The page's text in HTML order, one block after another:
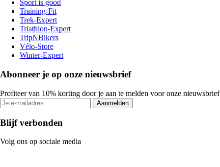
Sport is good
Training-Fit
Trek-Expert
Triathlon-Expert
TripNBikers
Vélo-Store
Winter-Expert
Abonneer je op onze nieuwsbrief
Profiteer van 10% korting door je aan te melden voor onze nieuwsbrief
Aanmelden
Blijf verbonden
Volg ons op sociale media